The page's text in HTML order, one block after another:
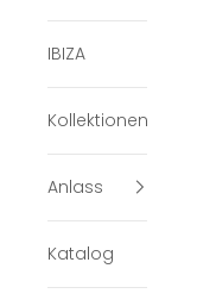
IBIZA
Kollektionen
Anlass
Katalog